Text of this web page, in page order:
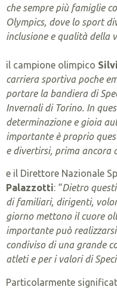
che sempre più famiglie
Olympics, dove lo sport
inclusione e qualità della
il campione olimpico
carriera sportiva poche
portare la bandiera di
Invernali di Torino. In
determinazione e gioia
importante è proprio
e divertirsi, prima ancora
e il Direttore Nazionale
Palazzotti: “Dietro
di familiari, dirigenti,
giorno mettono il cuore
importante può
condiviso di una grande
atleti e per i valori di
Particolarmente